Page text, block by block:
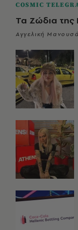
COSMIC
Τα Ζώδια της
Αγγελική